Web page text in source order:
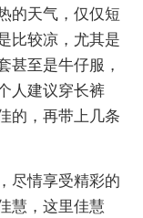
的天气，仅仅短
比较凉，尤其是
甚至是牛仔服，
人建议穿长裤
的，再带上几条
尽情享受精彩的
慧，这里佳慧